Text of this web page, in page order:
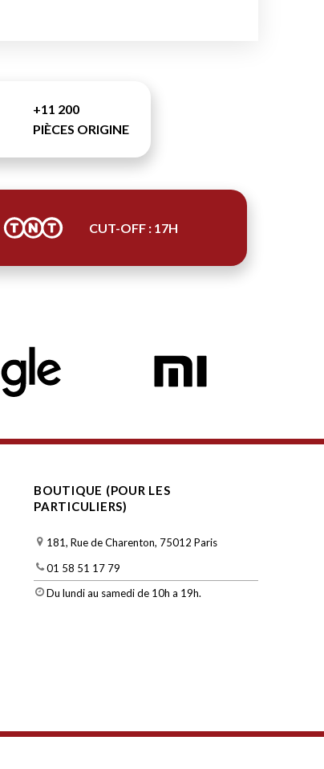
+11 200
PIÈCES ORIGINE
CUT-OFF : 17H
BOUTIQUE (POUR LES
PARTICULIERS)
181, Rue de Charenton, 75012 Paris
01 58 51 17 79
Du lundi au samedi de 10h a 19h.